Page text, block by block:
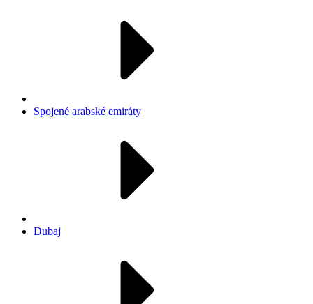
Spojené arabské emiráty
Dubaj